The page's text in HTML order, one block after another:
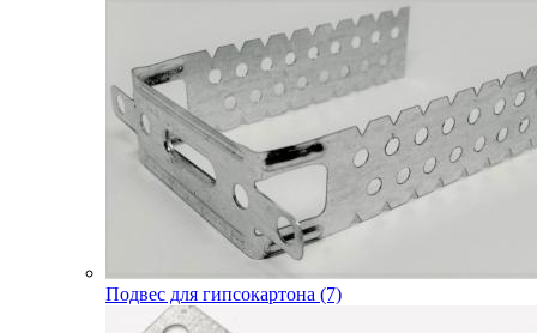
Подвес для гипсокартона (7)